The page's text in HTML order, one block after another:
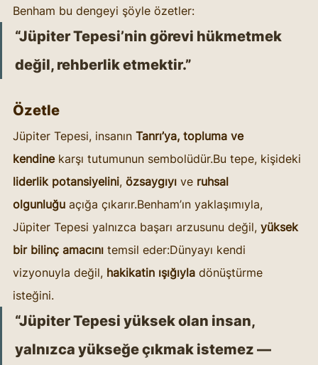
Benham bu dengeyi şöyle özetler:
“Jüpiter Tepesi’nin görevi hükmetmek
değil, rehberlik etmektir.”
Özetle
Jüpiter Tepesi, insanın Tanrı’ya, topluma ve
kendine karşı tutumunun sembolüdür.Bu tepe, kişideki
liderlik potansiyelini, özsaygıyı ve ruhsal
olgunluğu açığa çıkarır.Benham’ın yaklaşımıyla,
Jüpiter Tepesi yalnızca başarı arzusunu değil, yüksek
bir bilinç amacını temsil eder:Dünyayı kendi
vizyonuyla değil, hakikatin ışığıyla dönüştürme
isteğini.
“Jüpiter Tepesi yüksek olan insan,
yalnızca yükseğe çıkmak istemez —